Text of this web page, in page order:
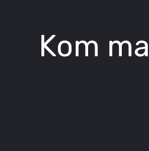
Kom